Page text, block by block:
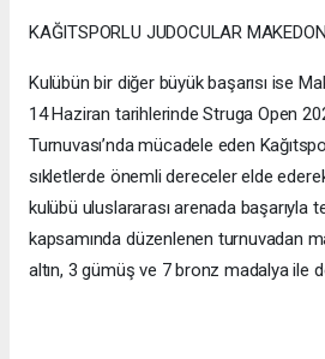
KAĞITSPORLU JUDOCULAR
Kulübün bir diğer büyük başarısı ise
14 Haziran tarihlerinde Struga Open
Turnuvası’nda mücadele eden
sıkletlerde önemli dereceler elde
kulübü uluslararası arenada başarıyla
kapsamında düzenlenen turnuvadan
altın, 3 gümüş ve 7 bronz madalya ile